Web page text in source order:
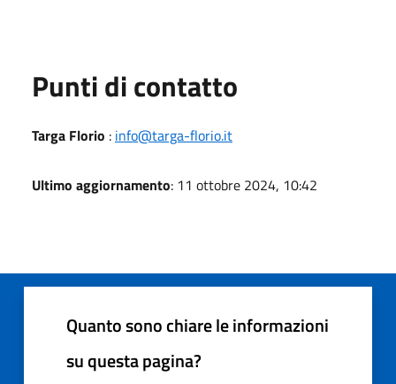
Punti di contatto
Targa Florio : info@targa-florio.it
Ultimo aggiornamento: 11 ottobre 2024, 10:42
Quanto sono chiare le informazioni
su questa pagina?